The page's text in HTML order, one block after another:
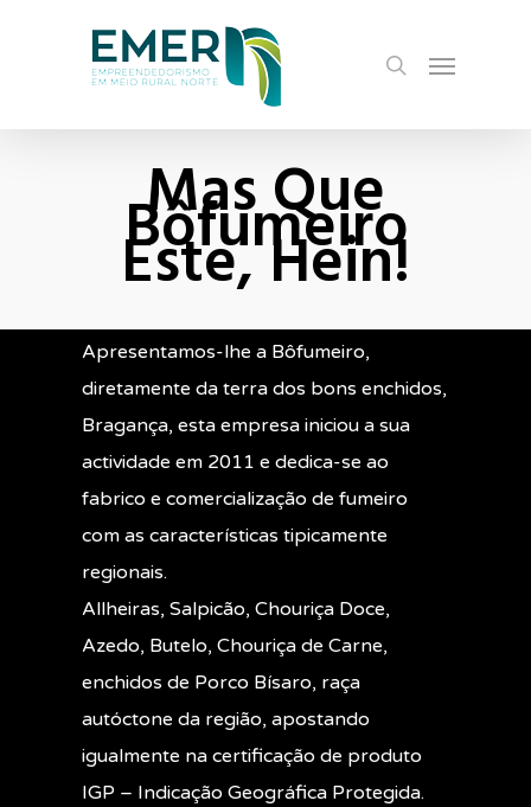
content
search
Menu
Mas Que
Bôfumeiro
Este, Hein!
Apresentamos-lhe a Bôfumeiro,
diretamente da terra dos bons enchidos,
Bragança, esta empresa iniciou a sua
actividade em 2011 e dedica-se ao
fabrico e comercialização de fumeiro
com as características tipicamente
regionais.
Allheiras, Salpicão, Chouriça Doce,
Azedo, Butelo, Chouriça de Carne,
enchidos de Porco Bísaro, raça
autóctone da região, apostando
igualmente na certificação de produto
IGP – Indicação Geográfica Protegida.